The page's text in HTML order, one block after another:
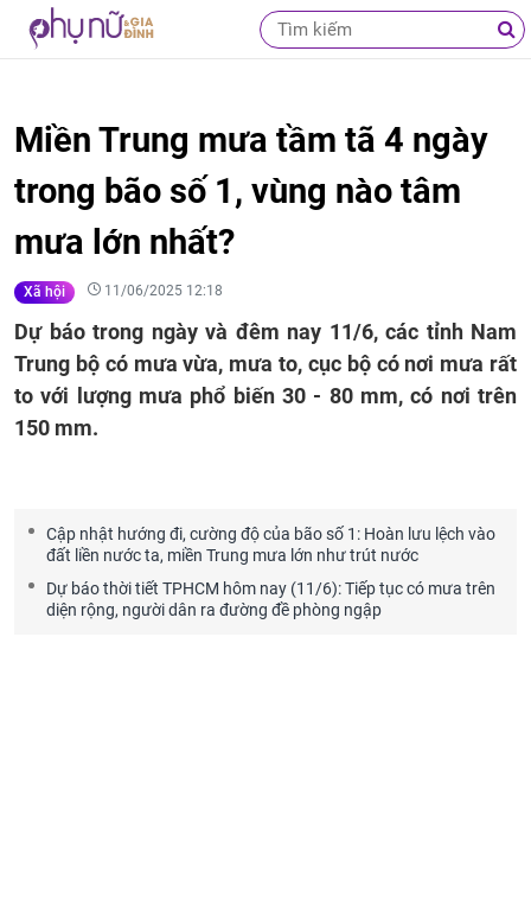
Miền Trung mưa tầm tã 4 ngày
trong bão số 1, vùng nào tâm
mưa lớn nhất?
Xã hội 11/06/2025 12:18
Dự báo trong ngày và đêm nay 11/6, các tỉnh Nam
Trung bộ có mưa vừa, mưa to, cục bộ có nơi mưa rất
to với lượng mưa phổ biến 30 - 80 mm, có nơi trên
150 mm.
Cập nhật hướng đi, cường độ của bão số 1: Hoàn lưu lệch vào
đất liền nước ta, miền Trung mưa lớn như trút nước
Dự báo thời tiết TPHCM hôm nay (11/6): Tiếp tục có mưa trên
diện rộng, người dân ra đường đề phòng ngập